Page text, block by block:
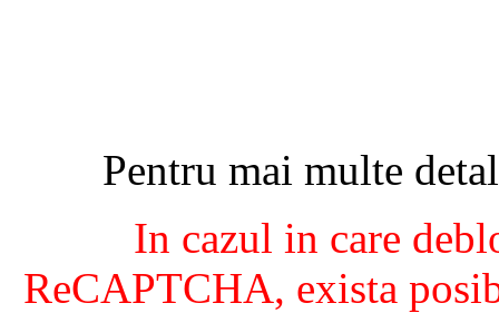
Pentru mai multe
In cazul in care
ReCAPTCHA, exista